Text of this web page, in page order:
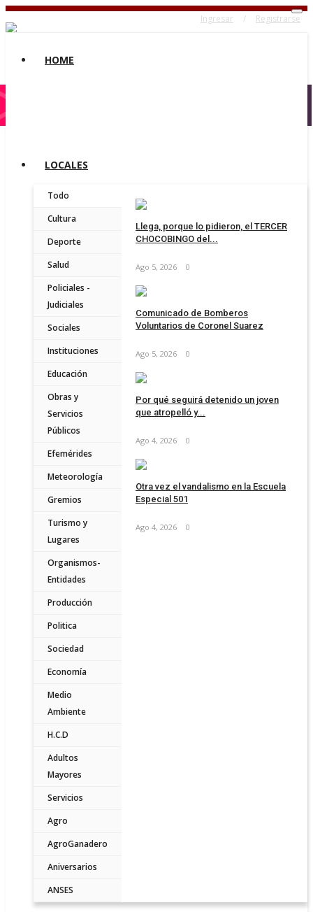
Ingresar / Registrarse
HOME
LOCALES
Todo
Cultura
Deporte
Salud
Policiales -
Judiciales
Sociales
Instituciones
Educación
Obras y
Servicios
Públicos
Efemérides
Meteorología
Gremios
Turismo y
Lugares
Organismos-
Entidades
Producción
Politica
Sociedad
Economía
Medio
Ambiente
H.C.D
Adultos
Mayores
Servicios
Agro
AgroGanadero
Aniversarios
ANSES
Llega, porque lo pidieron, el TERCER
CHOCOBINGO del...
Ago 5, 2026 0
Comunicado de Bomberos
Voluntarios de Coronel Suarez
Ago 5, 2026 0
Por qué seguirá detenido un joven
que atropelló y...
Ago 4, 2026 0
Otra vez el vandalismo en la Escuela
Especial 501
Ago 4, 2026 0